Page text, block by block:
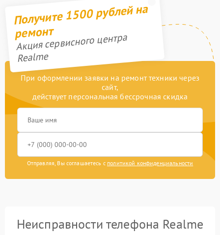
Получите 1500 рублей на
ремонт
Акция сервисного центра
Realme
При оформлении заявки на ремонт техники через
сайт,
действует персональная бессрочная скидка
Отправляя, Вы соглашаетесь с политикой конфиденциальности
Неисправности телефона Realme